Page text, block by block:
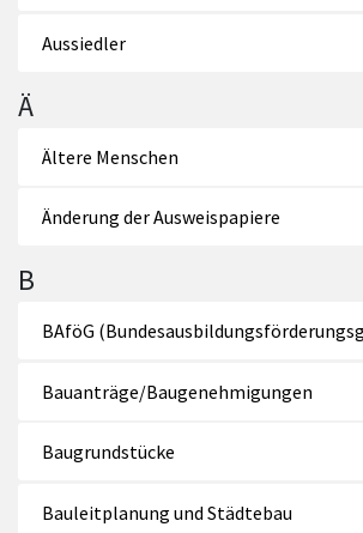
Aussiedler
Ä
Ältere Menschen
Änderung der Ausweispapiere
B
BAföG
Bauanträge/Baugenehmigungen
Baugrundstücke
Bauleitplanung und Städtebau